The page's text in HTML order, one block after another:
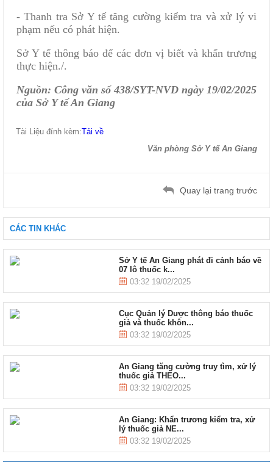
- Thanh tra Sở Y tế tăng cường kiểm tra và xử lý vi
phạm nếu có phát hiện.
Sở Y tế thông báo để các đơn vị biết và khẩn trương
thực hiện./.
Nguồn: Công văn số 438/SYT-NVD ngày 19/02/2025
của Sở Y tế An Giang
Tài Liệu đính kèm:Tải về
Văn phòng Sở Y tế An Giang
Quay lại trang trước
CÁC TIN KHÁC
Sở Y tế An Giang phát đi cảnh báo về
07 lô thuốc k...
03:32 19/02/2025
Cục Quản lý Dược thông báo thuốc
giả và thuốc khôn...
03:32 19/02/2025
An Giang tăng cường truy tìm, xử lý
thuốc giả THEO...
03:32 19/02/2025
An Giang: Khẩn trương kiểm tra, xử
lý thuốc giả NE...
03:32 19/02/2025